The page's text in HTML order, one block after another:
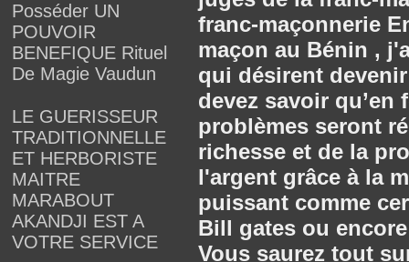
Posséder UN
POUVOIR
BENEFIQUE Rituel
De Magie Vaudun
LE GUERISSEUR
TRADITIONNELLE
ET HERBORISTE
MAITRE
MARABOUT
AKANDJI EST A
VOTRE SERVICE
franc-maçonnerie
maçon au Bénin ,
qui désirent
devez savoir
problèmes seront
richesse et de la
l'argent grâce à la
puissant comme
Bill gates ou
Vous saurez tout